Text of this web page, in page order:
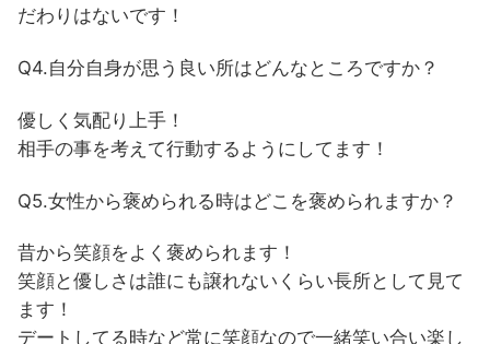
だわりはないです！
Q4.自分自身が思う良い所はどんなところですか？
優しく気配り上手！
相手の事を考えて行動するようにしてます！
Q5.女性から褒められる時はどこを褒められますか？
昔から笑顔をよく褒められます！
笑顔と優しさは誰にも譲れないくらい長所として見て
ます！
デートしてる時など常に笑顔なので一緒笑い合い楽し